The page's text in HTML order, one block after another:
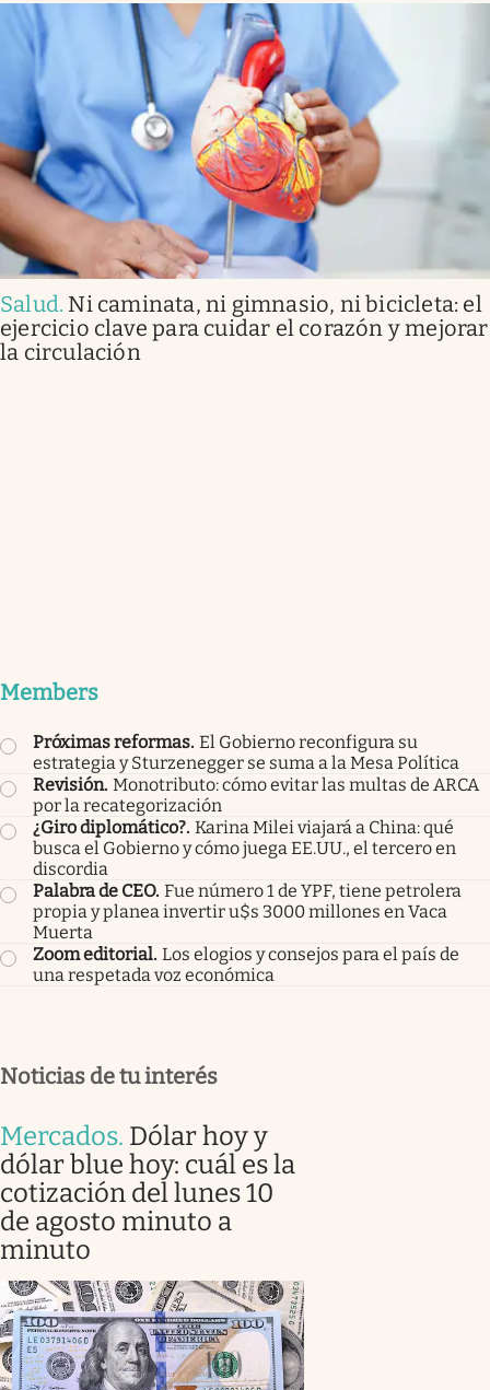
Salud. Ni caminata, ni gimnasio, ni bicicleta: el
ejercicio clave para cuidar el corazón y mejorar
la circulación
Members
Próximas reformas. El Gobierno reconfigura su
estrategia y Sturzenegger se suma a la Mesa Política
Revisión. Monotributo: cómo evitar las multas de ARCA
por la recategorización
¿Giro diplomático?. Karina Milei viajará a China: qué
busca el Gobierno y cómo juega EE.UU., el tercero en
discordia
Palabra de CEO. Fue número 1 de YPF, tiene petrolera
propia y planea invertir u$s 3000 millones en Vaca
Muerta
Zoom editorial. Los elogios y consejos para el país de
una respetada voz económica
Noticias de tu interés
Mercados. Dólar hoy y
dólar blue hoy: cuál es la
cotización del lunes 10
de agosto minuto a
minuto